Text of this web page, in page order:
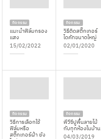
กิจกรรม
แนะนำฟิล์มกรอง
แสง
15/02/2022
กิจกรรม
วิธีติดสติ๊กเกอร์
ไดคัทขนาดใหญ่
02/01/2020
กิจกรรม
วิธีการเลือกใช้
ฟิล์มหรือ
สติ๊กเกอร์ฝ้า ยัง
กิจกรรม
พีวีซีปูพื้นลายไม้
กับทุกห้องในบ้าน
04/03/2019